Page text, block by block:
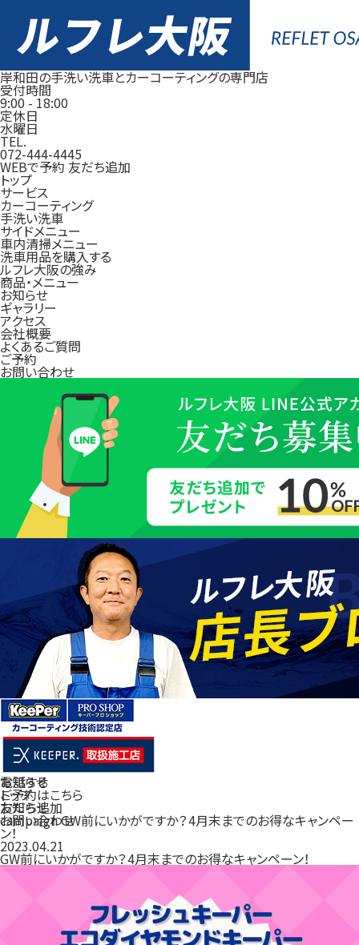
岸和田の手洗い洗車とカーコーティングの専門店
受付時間
9:00 -18:00
定休日
水曜日
TEL.
072-444-4445
WEBで予約 友だち追加
トップ
サービス
カーコーティング
手洗い洗車
サイドメニュー
車内清掃メニュー
洗車用品を購入する
ルフレ大阪の強み
商品・メニュー
お知らせ
ギャラリー
アクセス
会社概要
よくあるご質問
ご予約
お問い合わせ
電話する
ご予約はこちら
友だち追加
お問い合わせ
お知らせ
トップ
お知らせ
campaign GW前にいかがですか？4月末までのお得なキャンペー
ン！
2023.04.21
GW前にいかがですか？4月末までのお得なキャンペーン！